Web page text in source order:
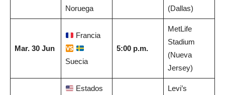
Noruega
(Dallas)
Mar. 30 Jun
Francia
Suecia
5:00 p.m.
MetLife
Stadium
(Nueva
Jersey)
Estados
Levi’s